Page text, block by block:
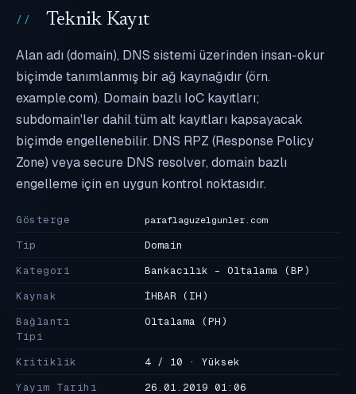
Teknik Kayıt
Alan adı (domain), DNS sistemi üzerinden insan-okur
biçimde tanımlanmış bir ağ kaynağıdır (örn.
example.com). Domain bazlı IoC kayıtları;
subdomain'ler dahil tüm alt kayıtları kapsayacak
biçimde engellenebilir. DNS RPZ (Response Policy
Zone) veya secure DNS resolver, domain bazlı
engelleme için en uygun kontrol noktasıdır.
Gösterge paraflaguzelgunler.com
Tip
Domain
Kategori
Bankacılık - Oltalama (BP)
Kaynak
İHBAR (IH)
Bağlantı
Tipi
Oltalama (PH)
Kritiklik
4 / 10 · Yüksek
Yayım Tarihi
26.01.2019 01:06